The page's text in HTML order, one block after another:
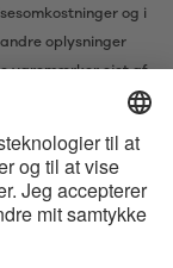
og i
oplysninger
varemærker ejet af
af Satisfyer GmbH
ejet af Apple Inc.
der tilhører Google